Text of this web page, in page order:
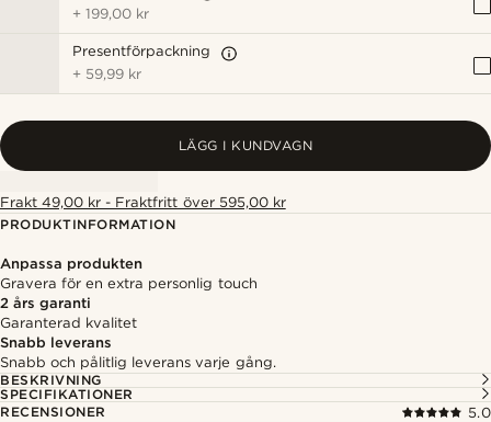
+199,00 kr
Presentförpackning
+ 59,99 kr
LÄGG I KUNDVAGN
Frakt 49,00 kr - Fraktfritt över 595,00 kr
PRODUKTINFORMATION
Anpassa produkten
Gravera för en extra personlig touch
2 års garanti
Garanterad kvalitet
Snabb leverans
Snabb och pålitlig leverans varje gång.
BESKRIVNING
SPECIFIKATIONER
RECENSIONER
5.0